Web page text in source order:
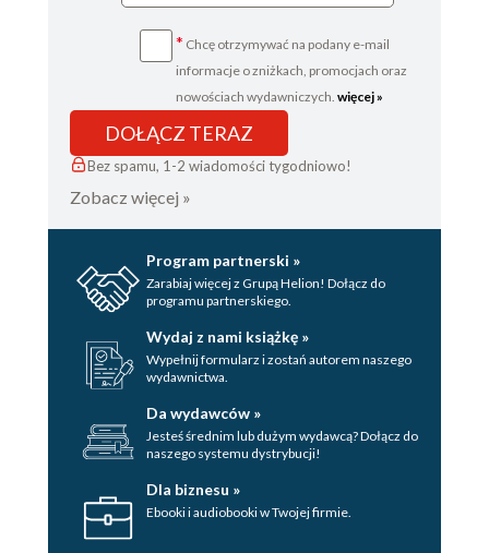
* Chcę otrzymywać na podany e-mail
informacje o zniżkach, promocjach oraz
nowościach wydawniczych. więcej »
DOŁĄCZ TERAZ
Bez spamu, 1-2 wiadomości tygodniowo!
Zobacz więcej »
Program partnerski »
Zarabiaj więcej z Grupą Helion! Dołącz do
programu partnerskiego.
Wydaj z nami książkę »
Wypełnij formularz i zostań autorem naszego
wydawnictwa.
Da wydawców »
Jesteś średnim lub dużym wydawcą? Dołącz do
naszego systemu dystrybucji!
Dla biznesu »
Ebooki i audiobooki w Twojej firmie.